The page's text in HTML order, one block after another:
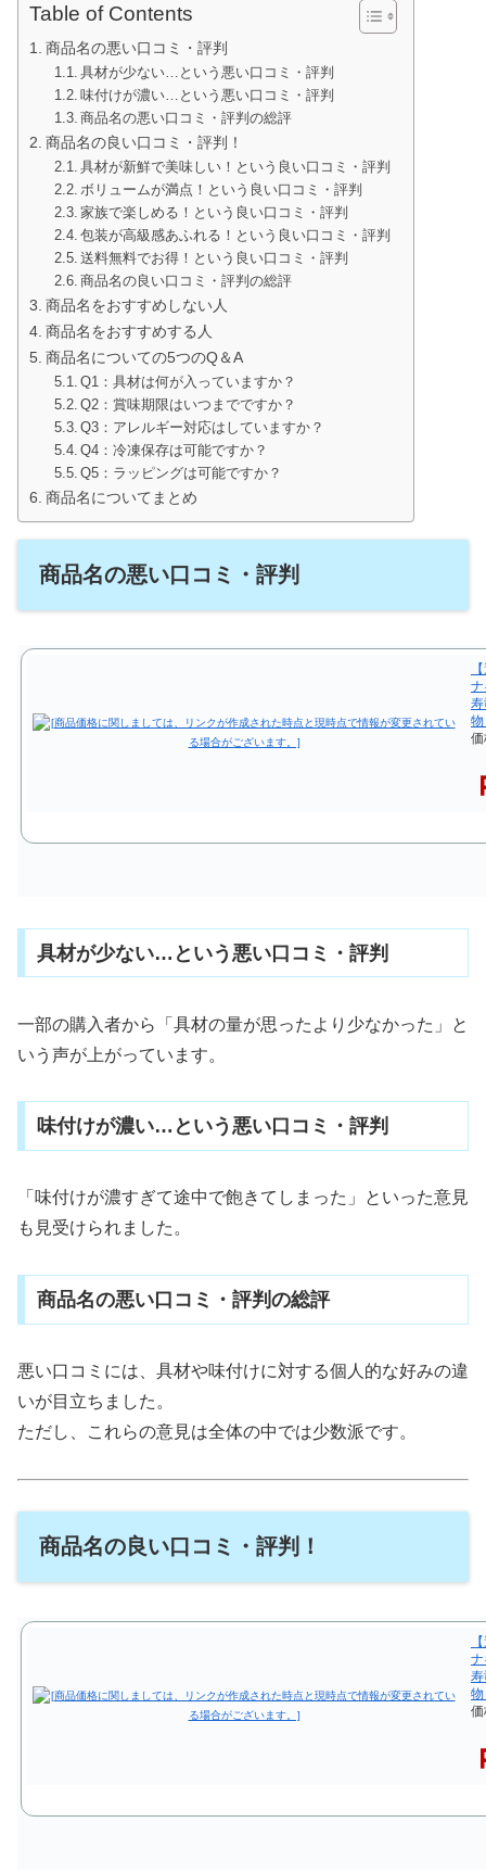
Table of Contents
商品名の悪い口コミ・評判
具材が少ない…という悪い口コミ・評判
味付けが濃い…という悪い口コミ・評判
商品名の悪い口コミ・評判の総評
商品名の良い口コミ・評判！
具材が新鮮で美味しい！という良い口コミ・評判
ボリュームが満点！という良い口コミ・評判
家族で楽しめる！という良い口コミ・評判
包装が高級感あふれる！という良い口コミ・評判
送料無料でお得！という良い口コミ・評判
商品名の良い口コミ・評判の総評
商品名をおすすめしない人
商品名をおすすめする人
商品名についての5つのQ＆A
Q1：具材は何が入っていますか？
Q2：賞味期限はいつまでですか？
Q3：アレルギー対応はしていますか？
Q4：冷凍保存は可能ですか？
Q5：ラッピングは可能ですか？
商品名についてまとめ
商品名の悪い口コミ・評判
ナ
具材が少ない…という悪い口コミ・評判
一部の購入者から「具材の量が思ったより少なかった」と
いう声が上がっています。
味付けが濃い…という悪い口コミ・評判
「味付けが濃すぎて途中で飽きてしまった」といった意見
も見受けられました。
商品名の悪い口コミ・評判の総評
悪い口コミには、具材や味付けに対する個人的な好みの違
いが目立ちました。
ただし、これらの意見は全体の中では少数派です。
商品名の良い口コミ・評判！
ナ